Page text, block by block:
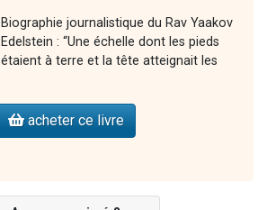
Biographie journalistique du Rav Yaakov
Edelstein : “Une échelle dont les pieds
étaient à terre et la tête atteignait les
acheter ce livre